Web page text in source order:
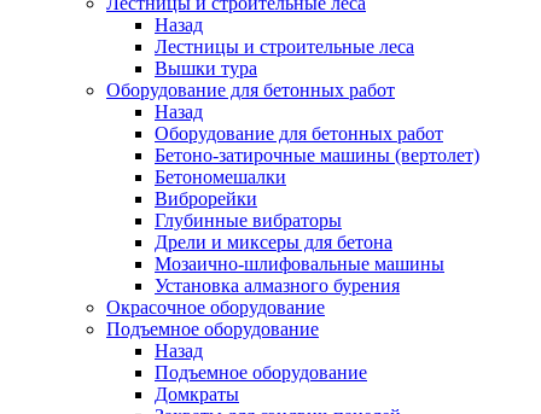
Назад
Лестницы и строительные леса
Вышки тура
Оборудование для бетонных работ
Назад
Оборудование для бетонных работ
Бетоно-затирочные машины (вертолет)
Бетономешалки
Виброрейки
Глубинные вибраторы
Дрели и миксеры для бетона
Мозаично-шлифовальные машины
Установка алмазного бурения
Окрасочное оборудование
Подъемное оборудование
Назад
Подъемное оборудование
Домкраты